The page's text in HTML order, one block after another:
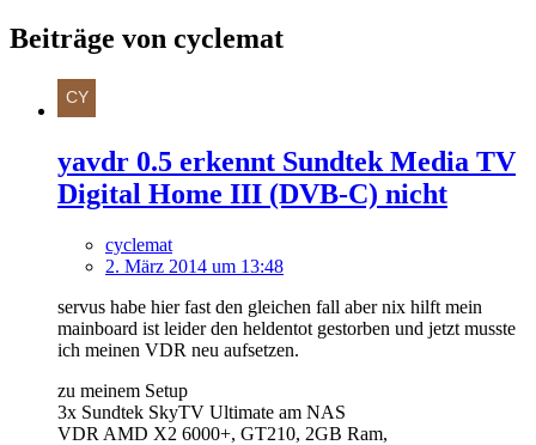
Beiträge von cyclemat
yavdr 0.5 erkennt Sundtek Media TV
Digital Home III (DVB-C) nicht
cyclemat
2. März 2014 um 13:48
servus habe hier fast den gleichen fall aber nix hilft mein
mainboard ist leider den heldentot gestorben und jetzt musste
ich meinen VDR neu aufsetzen.
zu meinem Setup
3x Sundtek SkyTV Ultimate am NAS
VDR AMD X2 6000+, GT210, 2GB Ram,